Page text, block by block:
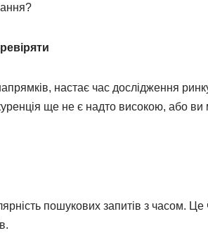
настає час дослідження
ще не є надто високою, або ви
пошукових запитів з часом. Це